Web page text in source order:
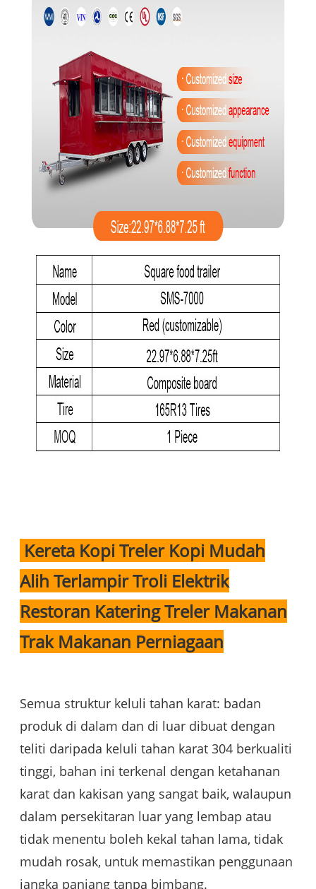
Kereta Kopi Treler Kopi Mudah
Alih Terlampir Troli Elektrik
Restoran Katering Treler Makanan
Trak Makanan Perniagaan
Semua struktur keluli tahan karat: badan
produk di dalam dan di luar dibuat dengan
teliti daripada keluli tahan karat 304 berkualiti
tinggi, bahan ini terkenal dengan ketahanan
karat dan kakisan yang sangat baik, walaupun
dalam persekitaran luar yang lembap atau
tidak menentu boleh kekal tahan lama, tidak
mudah rosak, untuk memastikan penggunaan
jangka panjang tanpa bimbang.